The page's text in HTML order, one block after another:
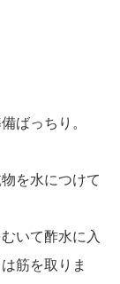
ばっちり。
を水につけて
いて酢水に入
筋を取りま